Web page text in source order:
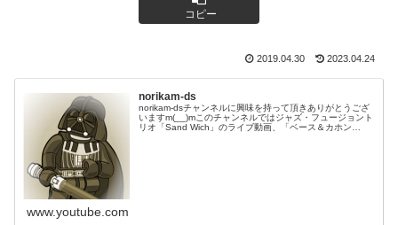
コピー
2019.04.30 2023.04.24
norikam-ds
norikam-dsチャンネルに興味を持って頂きありがとうござ
いますm(__)mこのチャンネルではジャズ・フュージョント
リオ「Sand Wich」のライブ動画、「ベース＆カホン
www.youtube.com